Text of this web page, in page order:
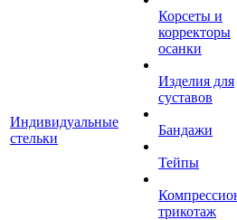
Индивидуальные
стельки
Корсеты и
корректоры
осанки
Изделия для
суставов
Бандажи
Тейпы
трикотаж